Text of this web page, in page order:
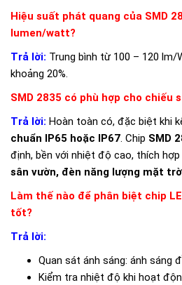
Hiệu suất phát quang của SMD
lumen/watt?
Trả lời: Trung bình từ 100 – 120 lm/
khoảng 20%.
SMD 2835 có phù hợp cho chiếu
Trả lời: Hoàn toàn có, đặc biệt khi
chuẩn IP65 hoặc IP67. Chip SMD
định, bền với nhiệt độ cao, thích hợp
sân vườn, đèn năng lượng mặt
Làm thế nào để phân biệt chip
tốt?
Trả lời:
Quan sát ánh sáng: ánh sáng
Kiểm tra nhiệt độ khi hoạt